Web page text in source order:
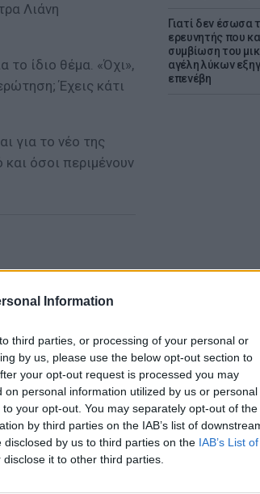
Information
third parties, or processing of your personal or
by us, please use the below opt-out section to
your opt-out request is processed you may
personal information utilized by us or personal
your opt-out. You may separately opt-out of the
by third parties on the IAB’s list of
by us to third parties on the IAB’s List of
it to other third parties.
Γιατί δεν έσωσα
ερευνητής που
συμβίωση του
αγέλη λύκων
επενέβη
Λιάνη
ίδιο θέμα. «Όχι»,
Έχεις κάτι
για το νέο της
όσοι περιμένουν